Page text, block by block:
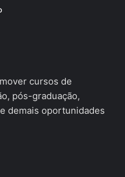
cursos de
pós-graduação,
demais oportunidades